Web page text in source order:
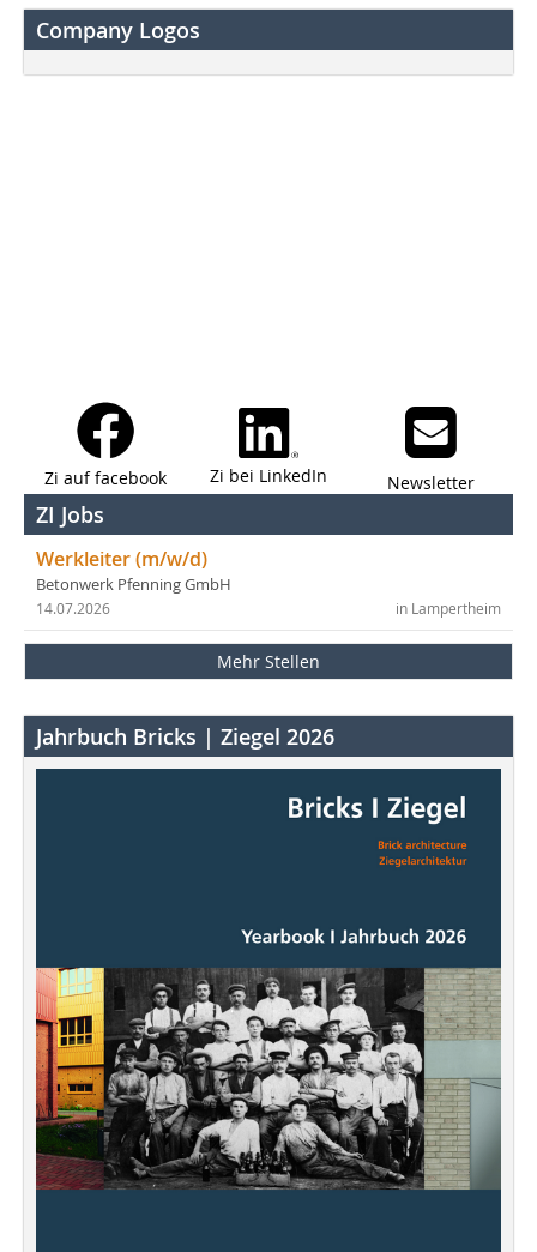
Company Logos
Zi auf facebook Zi bei LinkedIn Newsletter
ZI Jobs
Werkleiter (m/w/d)
Betonwerk Pfenning GmbH
in Lampertheim
14.07.2026
Mehr Stellen
Jahrbuch Bricks | Ziegel 2026